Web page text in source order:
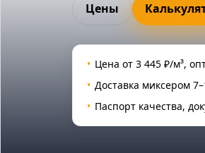
Цены
Цена от 3 445 ₽/м³,
Доставка миксером
Паспорт качества,